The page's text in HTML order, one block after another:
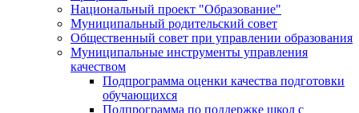
Национальный проект "Образование"
Муниципальный родительский совет
Общественный совет при управлении образования
Муниципальные инструменты управления
качеством
Подпрограмма оценки качества подготовки
обучающихся
Подпрограмма по поддержке школ с